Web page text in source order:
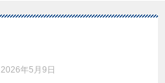
2026年5月9日